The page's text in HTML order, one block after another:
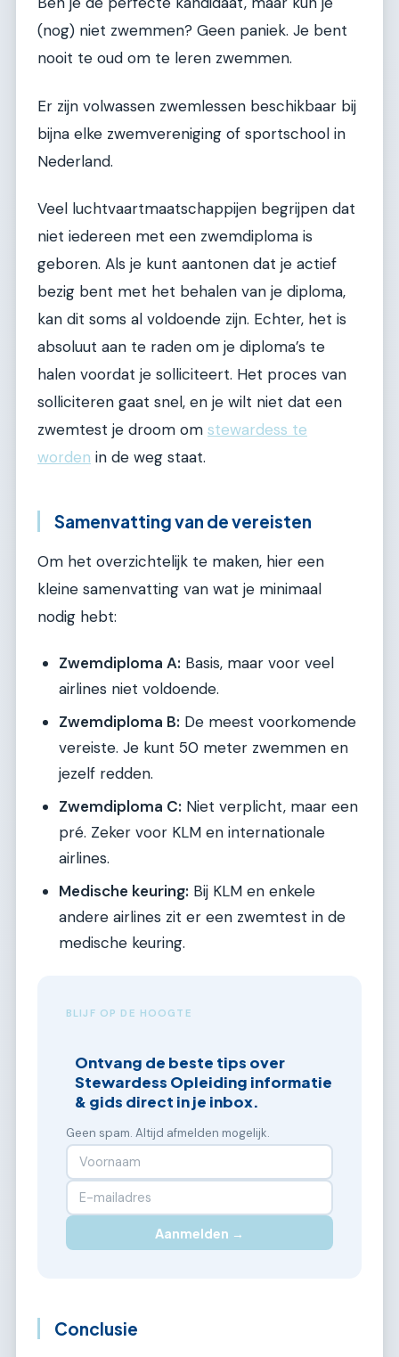
(nog) niet zwemmen? Geen paniek. Je bent
nooit te oud om te leren zwemmen.
Er zijn volwassen zwemlessen beschikbaar bij
bijna elke zwemvereniging of sportschool in
Nederland.
Veel luchtvaartmaatschappijen begrijpen dat
niet iedereen met een zwemdiploma is
geboren. Als je kunt aantonen dat je actief
bezig bent met het behalen van je diploma,
kan dit soms al voldoende zijn. Echter, het is
absoluut aan te raden om je diploma’s te
halen voordat je solliciteert. Het proces van
solliciteren gaat snel, en je wilt niet dat een
zwemtest je droom om stewardess te
worden in de weg staat.
Samenvatting van de vereisten
Om het overzichtelijk te maken, hier een
kleine samenvatting van wat je minimaal
nodig hebt:
Zwemdiploma A: Basis, maar voor veel
airlines niet voldoende.
Zwemdiploma B: De meest voorkomende
vereiste. Je kunt 50 meter zwemmen en
jezelf redden.
Zwemdiploma C: Niet verplicht, maar een
pré. Zeker voor KLM en internationale
airlines.
Medische keuring: Bij KLM en enkele
andere airlines zit er een zwemtest in de
medische keuring.
BLIJF OP DE HOOGTE
Ontvang de beste tips over
Stewardess Opleiding informatie
& gids direct in je inbox.
Geen spam. Altijd afmelden mogelijk.
Aanmelden →
Conclusie